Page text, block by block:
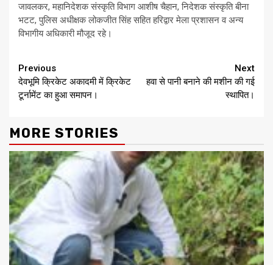
जावलकर, महानिदेशक संस्कृति विभाग आशीष चैहान, निदेशक संस्कृति बीना
भटट, पुलिस अधीक्षक लोकजीत सिंह सहित हरिद्वार मेला प्रशासन व अन्य
विभागीय अधिकारी मौजूद रहे।
Continue
Reading
Previous
देवभूमि क्रिकेट अकादमी में क्रिकेट
टूर्नामेंट का हुआ समापन।
Next
हवा से पानी बनाने की मशीन की गई
स्थापित।
MORE STORIES